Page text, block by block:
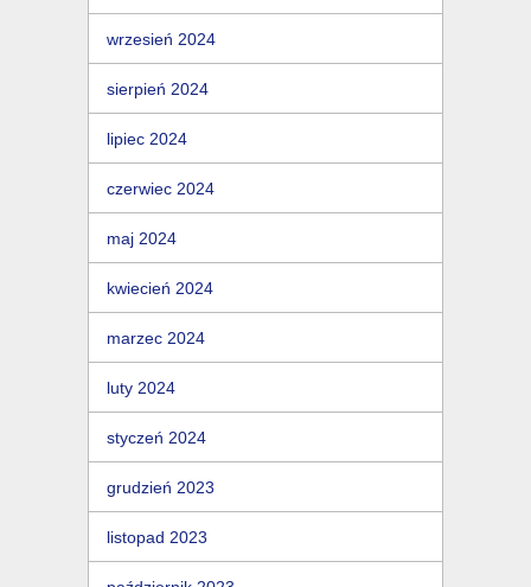
wrzesień 2024
sierpień 2024
lipiec 2024
czerwiec 2024
maj 2024
kwiecień 2024
marzec 2024
luty 2024
styczeń 2024
grudzień 2023
listopad 2023